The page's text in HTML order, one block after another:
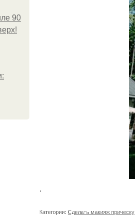
90
.
Категории: Сделать макияж прическу